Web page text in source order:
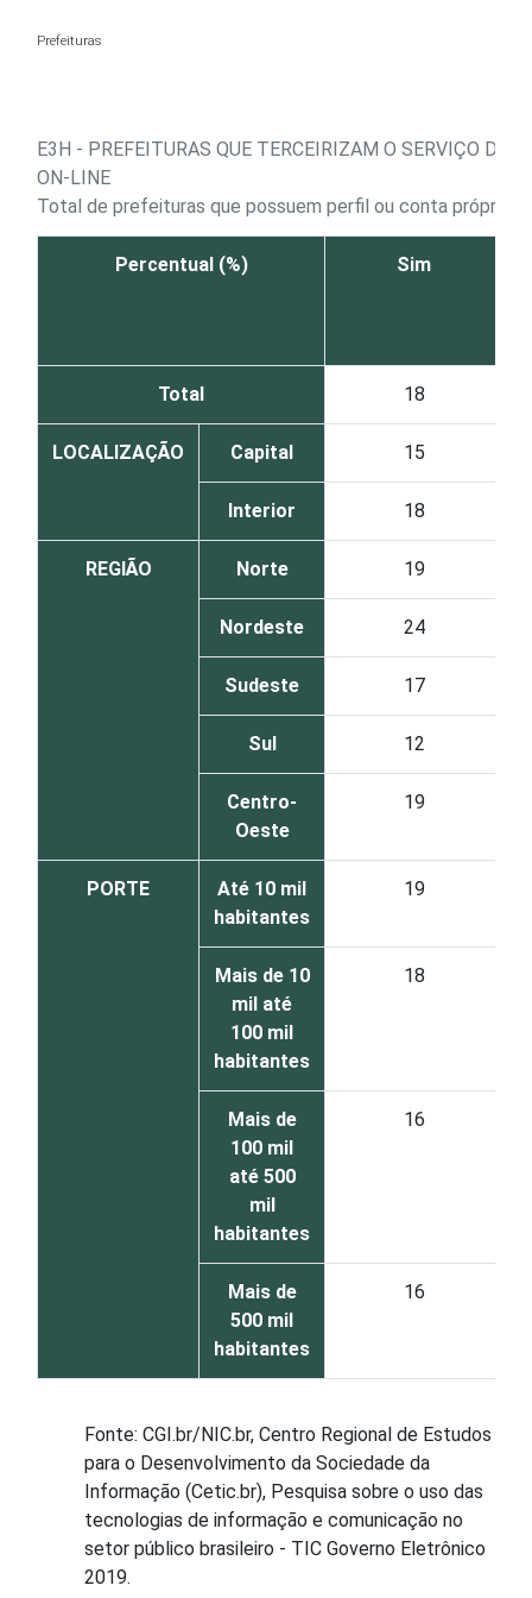
Prefeituras
E3H - PREFEITURAS QUE TERCEIRIZAM O SERVIÇO DE
ON-LINE
Total de prefeituras que possuem perfil ou conta próprios
Percentual (%) Sim
Total 18
LOCALIZAÇÃO Capital 15
Interior 18
REGIÃO Norte 19
Nordeste 24
Sudeste 17
Sul 12
Centro-
Oeste
19
PORTE
Até 10 mil
habitantes
19
Mais de 10
mil até
100 mil
habitantes
18
Mais de
100 mil
até 500
mil
habitantes
16
Mais de
500 mil
habitantes
16
Fonte: CGI.br/NIC.br, Centro Regional de Estudos
para o Desenvolvimento da Sociedade da
Informação (Cetic.br), Pesquisa sobre o uso das
tecnologias de informação e comunicação no
setor público brasileiro - TIC Governo Eletrônico
2019.